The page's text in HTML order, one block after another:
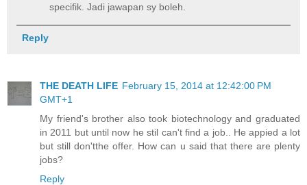
specifik. Jadi jawapan sy boleh.
Reply
THE DEATH LIFE February 15, 2014 at 12:42:00 PM
GMT+1
My friend's brother also took biotechnology and graduated
in 2011 but until now he stil can't find a job.. He appied a lot
but still don'tthe offer. How can u said that there are plenty
jobs?
Reply